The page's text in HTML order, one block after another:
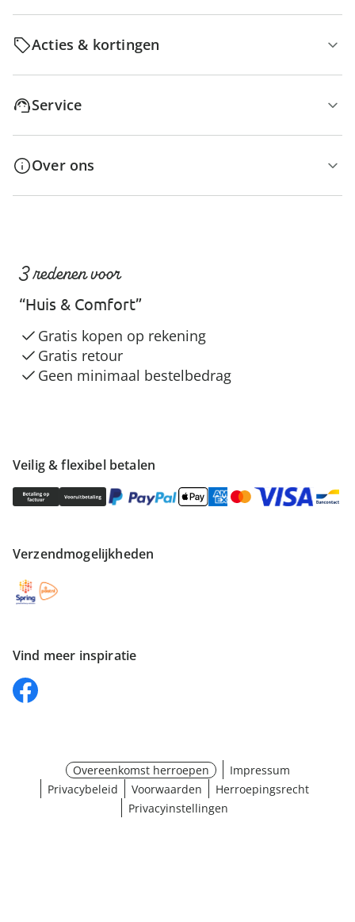
Acties & kortingen
Service
Over ons
Veilig & flexibel betalen
Verzendmogelijkheden
Vind meer inspiratie
3 redenen voor
“Huis & Comfort”
Gratis kopen op rekening
Gratis retour
Geen minimaal bestelbedrag
Overeenkomst herroepen
Impressum
Privacybeleid
Voorwaarden
Herroepingsrecht
Privacyinstellingen